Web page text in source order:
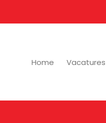
Home Vacatures